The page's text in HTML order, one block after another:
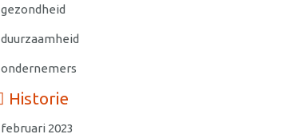
gezondheid
duurzaamheid
ondernemers
Historie
februari 2023